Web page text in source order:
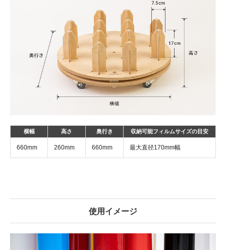
横幅 高さ 奥行き 収納可能フィルムサイズの目安
660mm 260mm 660mm 最大直径170mm幅
使用イメージ